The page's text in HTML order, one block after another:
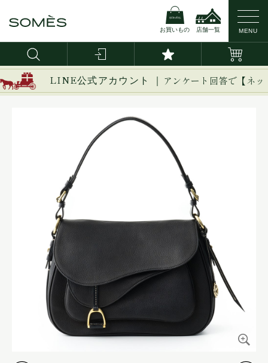
お買いもの 店舗一覧 MENU
LINE公式アカウント ｜ アンケート回答で【ネ